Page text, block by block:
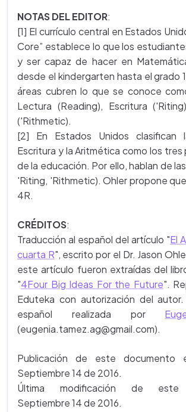
NOTAS DEL EDITOR:
[1] El currículo central en Estados
Core” establece lo que los
y ser capaz de hacer en
desde el kindergarten hasta el grado
áreas cubren lo que se conoce
Lectura (Reading), Escritura
('Rithmetic).
[2] En Estados Unidos clasifican
Escritura y la Aritmética como los tres
de la educación. Por ello, hablan de
'Riting, 'Rithmetic). Ohler propone
4R.
CRÉDITOS:
Traducción al español del artículo "El
cuarta R", escrito por el Dr. Jason
este artículo fueron extraídas del
"4Four Big Ideas For the Future".
Eduteka con autorización del autor.
español realizada por
(eugenia.tamez.ag@gmail.com).
Publicación de este documento
Septiembre 14 de 2016.
Última modificación de este
Septiembre 14 de 2016.